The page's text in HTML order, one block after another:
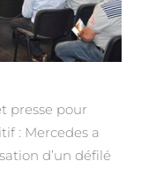
presse pour
: Mercedes a
d’un défilé